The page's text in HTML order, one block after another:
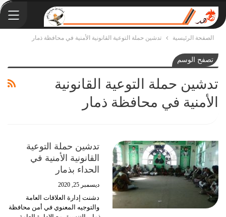
الصفحة الرئيسية تدشين حملة التوعية القانونية الأمنية في محافظة ذمار
تصفح الوسم
تدشين حملة التوعية القانونية
الأمنية في محافظة ذمار
تدشين حملة التوعية
القانونية الأمنية في
الحداء بذمار
ديسمبر 25, 2020
دشنت إدارة العلاقات العامة
والتوجيه المعنوي في أمن محافظة